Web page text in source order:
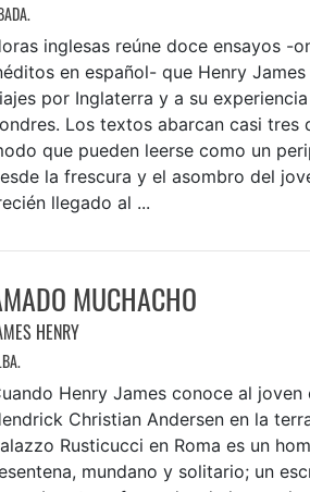
inglesas reúne doce ensayos -
en español- que Henry
por Inglaterra y a su
Los textos abarcan casi tres
que pueden leerse como un
la frescura y el asombro del
llegado al ...
MUCHACHO
HENRY
Henry James conoce al joven
Christian Andersen en la
Rusticucci en Roma es un
mundano y solitario; un